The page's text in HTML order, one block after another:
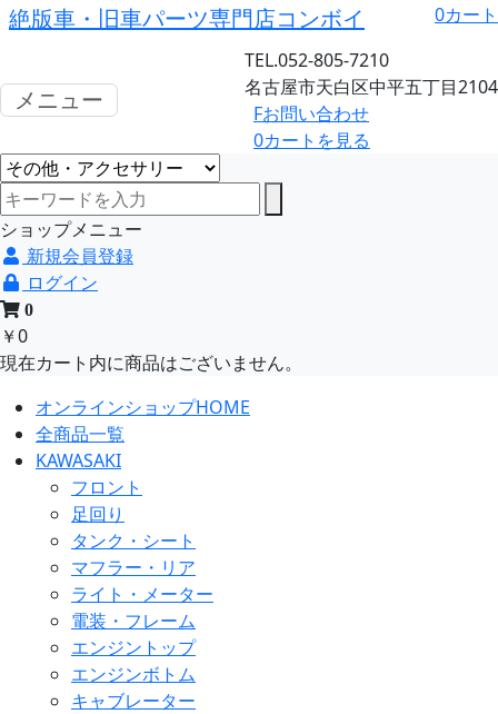
絶版車・旧車パーツ専門店コンボイ 0カート
メニュー
TEL.052-805-7210
名古屋市天白区中平五丁目2104
Fお問い合わせ
0カートを見る
ショップメニュー
新規会員登録
ログイン
0
￥0
現在カート内に商品はございません。
オンラインショップHOME
全商品一覧
KAWASAKI
フロント
足回り
タンク・シート
マフラー・リア
ライト・メーター
電装・フレーム
エンジントップ
エンジンボトム
キャブレーター